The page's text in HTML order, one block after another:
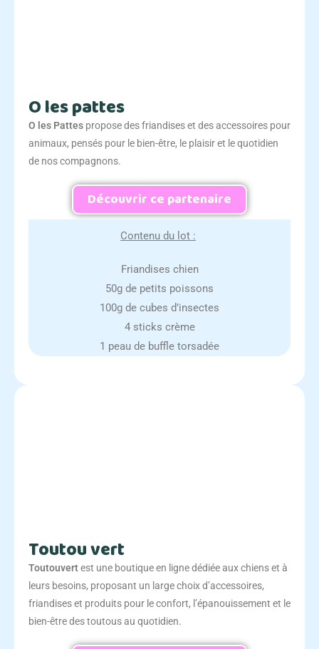
O les pattes
O les Pattes propose des friandises et des accessoires pour
animaux, pensés pour le bien-être, le plaisir et le quotidien
de nos compagnons.
Découvrir ce partenaire
Contenu du lot :
Friandises chien
50g de petits poissons
100g de cubes d’insectes
4 sticks crème
1 peau de buffle torsadée
Toutou vert
Toutouvertest une boutique en ligne dédiée aux chiens et à
leurs besoins, proposant un large choix d’accessoires,
friandises et produits pour le confort, l’épanouissement et le
bien-être des toutous au quotidien.